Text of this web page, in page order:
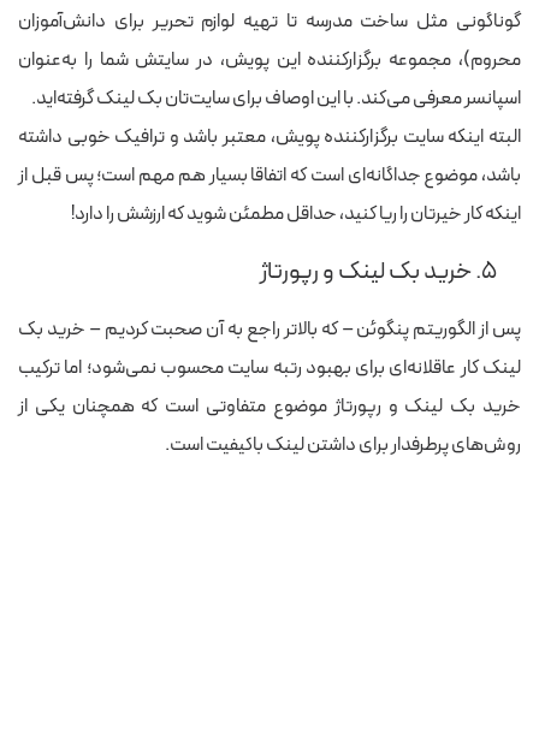
گوناگونی مثل ساخت مدرسه تا تهیه لوازم تحریر برای دانش‌آموزان
محروم)، مجموعه برگزارکننده این پویش، در سایتش شما را به‌عنوان
اسپانسر معرفی می‌کند. با این اوصاف برای سایت‌تان بک لینک گرفته‌اید.
البته اینکه سایت برگزارکننده پویش، معتبر باشد و ترافیک خوبی داشته
باشد، موضوع جداگانه‌ای است که اتفاقا بسیار هم مهم است؛ پس قبل از
اینکه کار خیرتان را ریا کنید، حداقل مطمئن شوید که ارزشش را دارد!
۵. خرید بک لینک و رپورتاژ
پس از الگوریتم پنگوئن – که بالاتر راجع به آن صحبت کردیم – خرید بک
لینک کار عاقلانه‌ای برای بهبود رتبه سایت محسوب نمی‌شود؛ اما ترکیب
خرید بک لینک و رپورتاژ موضوع متفاوتی است که همچنان یکی از
روش‌های پرطرفدار برای داشتن لینک باکیفیت است.